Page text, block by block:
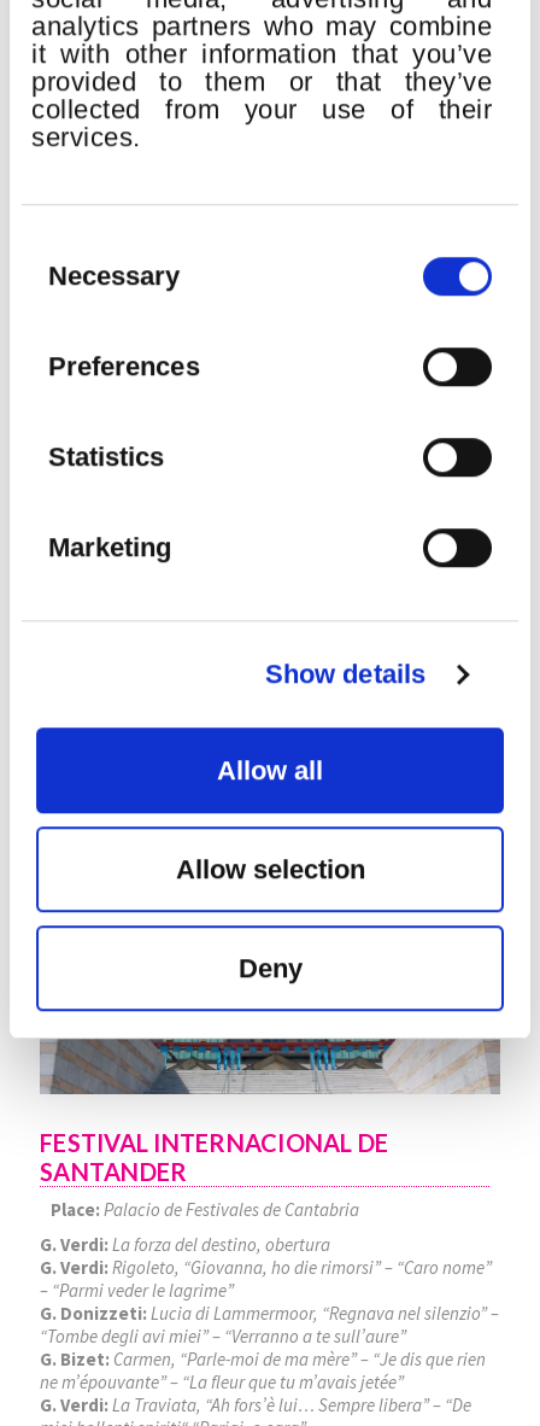
analytics partners who may combine
it with other information that you’ve
provided to them or that they’ve
collected from your use of their
services.
Selection
Necessary
Preferences
Statistics
Marketing
Show details
Allow all
Allow selection
Deny
QUINCENA MUSICAL DONOSTIARRA
Easo Abesbatza
Erik Nielsen, director
AUG
2026
FESTIVAL INTERNACIONAL DE
SANTANDER
Place:Palacio de Festivales de Cantabria
G. Verdi:La forza del destino, obertura
G. Verdi:Rigoleto, “Giovanna, ho die rimorsi” – “Caro nome”
– “Parmi veder le lagrime”
G. Donizzeti:Lucia di Lammermoor, “Regnava nel silenzio” –
“Tombe degli avi miei” – “Verranno a te sull’aure”
G. Bizet: Carmen, “Parle-moi de ma mère” – “Je dis que rien
ne m’épouvante” – “La fleur que tu m’avais jetée”
G. Verdi:La Traviata, “Ah fors’è lui… Sempre libera” – “De